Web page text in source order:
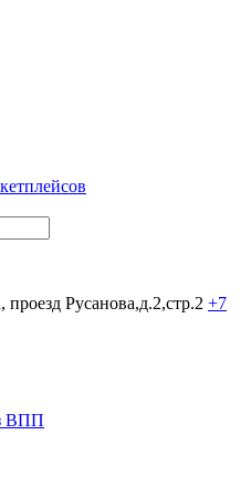
проезд Русанова,д.2,стр.2 +7
ВПП